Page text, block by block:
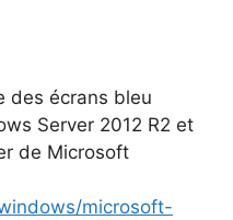
des écrans bleu
Server 2012 R2 et
de Microsoft
microsoft-